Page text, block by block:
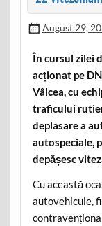
August 29,
În cursul zilei
acționat pe
Vâlcea, cu
traficului
deplasare a
autospeciale,
depășesc
Cu această
autovehicule,